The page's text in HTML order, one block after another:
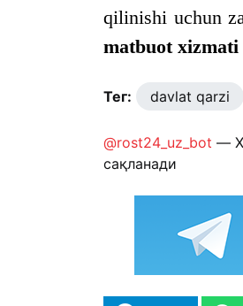
qilinishi uchun
matbuot
Тег: davlat qarzi
@rost24_uz_bot —
сақланади